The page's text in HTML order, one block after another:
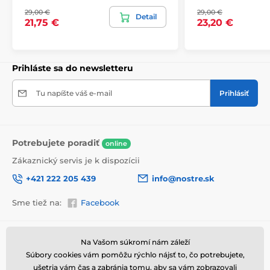
lepenkovej krabici (5vl).
upozornenie prepravcu o krehkom produkte,
nezabudneme na krabicu umiestniť informáciu
Výhody obrazov na plátne
Vysoko kvalitné plátno, ktorého hmotnosť je 370
g/m2(zmes polyesteru a bavlny).
umiestnené na zadnej strane).
29,00 €
21,75 €
Detail 29,00 €
23,20 €
Prihláste sa do newsletteru
Tu napíšte váš e-mail Prihlásiť
Potrebujete poradiť online
Zákaznický servis je k dispozícii
+421 222 205 439
info@nostre.sk
Sme tiež na: Facebook
Informácie o nákupe
Obchodné a reklamačné
podmienky
Užitočné informácie
Často kladené otázky
Na Vašom súkromí nám záleží
Súbory cookies vám pomôžu rýchlo nájsť to, čo potrebujete,
ušetria vám čas a zabránia tomu, aby sa vám zobrazovali